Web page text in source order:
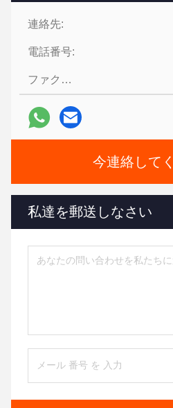
連絡先:
電話番号:
ファクシミリ:
今連絡して
私達を郵送しなさい